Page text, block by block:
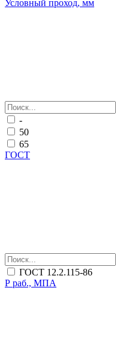
Условный проход, мм
-
50
65
ГОСТ
ГОСТ 12.2.115-86
Р раб., МПА